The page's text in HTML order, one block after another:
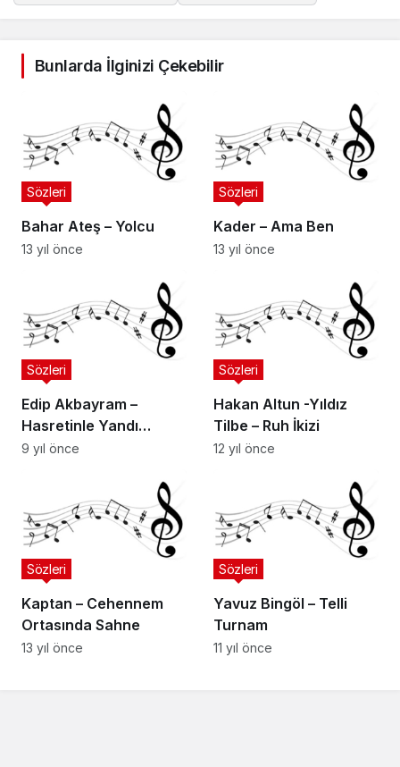
Bunlarda İlginizi Çekebilir
Bahar Ateş – Yolcu
Sözleri
13 yıl önce
Kader – Ama Ben
Sözleri
13 yıl önce
Edip Akbayram –
Hasretinle Yandı
Gönlüm
Sözleri
9 yıl önce
Hakan Altun -Yıldız
Tilbe – Ruh İkizi
Sözleri
12 yıl önce
Kaptan – Cehennem
Ortasında Sahne
Sözleri
13 yıl önce
Yavuz Bingöl – Telli
Turnam
Sözleri
11 yıl önce